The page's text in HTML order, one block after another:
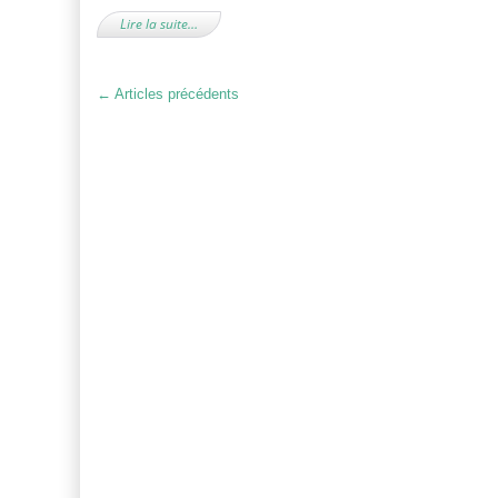
Lire la suite…
← Articles précédents